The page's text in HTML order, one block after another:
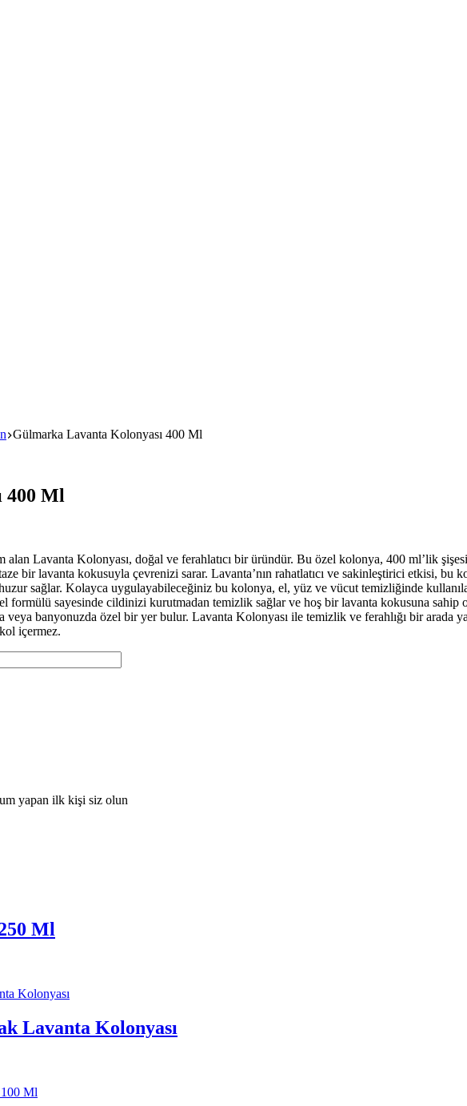
Gülmarka Lavanta Kolonyası 400 Ml
400 Ml
alan Lavanta Kolonyası, doğal ve ferahlatıcı bir üründür. Bu özel kolonya, 400 ml’lik
bir lavanta kokusuyla çevrenizi sarar. Lavanta’nın rahatlatıcı ve sakinleştirici etkisi, bu
sağlar. Kolayca uygulayabileceğiniz bu kolonya, el, yüz ve vücut temizliğinde
formülü sayesinde cildinizi kurutmadan temizlik sağlar ve hoş bir lavanta kokusuna sahip
veya banyonuzda özel bir yer bulur. Lavanta Kolonyası ile temizlik ve ferahlığı bir
içermez.
yapan ilk kişi siz olun
Ml
Lavanta Kolonyası